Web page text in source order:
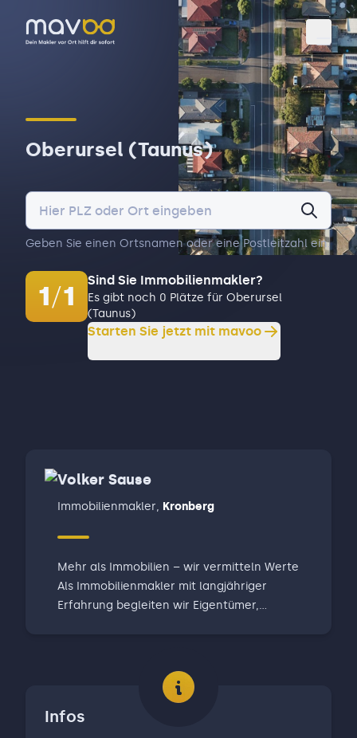
Oberursel (Taunus)
Geben Sie einen Ortsnamen oder eine Postleitzahl ein.
1/1
Sind Sie Immobilienmakler?
Es gibt noch 0 Plätze für Oberursel
(Taunus)
Starten Sie jetzt mit mavoo
Volker Sause
Immobilienmakler, Kronberg
Mehr als Immobilien – wir vermitteln Werte
Als Immobilienmakler mit langjähriger
Erfahrung begleiten wir Eigentümer,
lokale Marktkenntnis, passgenaue
Marketingstrategien und ein starkes
Netzwerk vor Ort und darüber hinaus
Infos